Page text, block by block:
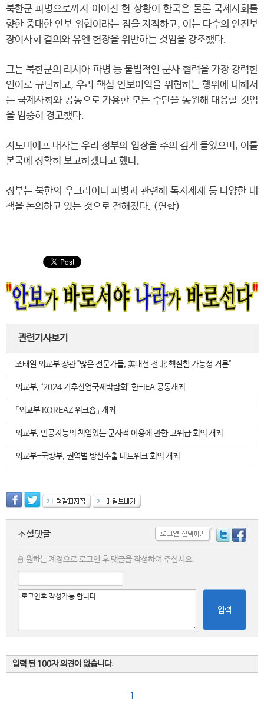
북한군 파병으로까지 이어진 현 상황이 한국은 물론 국제사회를
향한 중대한 안보 위협이라는 점을 지적하고, 이는 다수의 안전보
장이사회 결의와 유엔 헌장을 위반하는 것임을 강조했다.
그는 북한군의 러시아 파병 등 불법적인 군사 협력을 가장 강력한
언어로 규탄하고, 우리 핵심 안보이익을 위협하는 행위에 대해서
는 국제사회와 공동으로 가용한 모든 수단을 동원해 대응할 것임
을 엄중히 경고했다.
지노비예프 대사는 우리 정부의 입장을 주의 깊게 들었으며, 이를
본국에 정확히 보고하겠다고 했다.
정부는 북한의 우크라이나 파병과 관련해 독자제재 등 다양한 대
책을 논의하고 있는 것으로 전해졌다. (연합)
관련기사보기
조태열 외교부 장관 "많은 전문가들, 美대선 전 北 핵실험 가능성 거론"
외교부, ‘2024 기후산업국제박람회’ 한-IEA 공동개최
「외교부 KOREAZ 워크숍」 개최
외교부, 인공지능의 책임있는 군사적 이용에 관한 고위급 회의 개최
외교부-국방부, 권역별 방산수출 네트워크 회의 개최
소셜댓글
원하는 계정으로 로그인 후 댓글을 작성하여 주십시요.
입력
입력 된 100자 의견이 없습니다.
1